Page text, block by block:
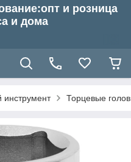
и розница
и дома
инструмент Торцевые